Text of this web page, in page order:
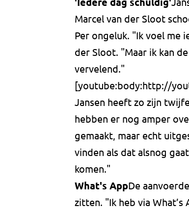
Marcel van der Sloot
Per ongeluk. "Ik voel me
der Sloot. "Maar ik kan
vervelend."
[youtube:body:http://
Jansen heeft zo zijn
hebben er nog amper
gemaakt, maar echt
vinden als dat alsnog
komen."
What's AppDe
zitten. "Ik heb via